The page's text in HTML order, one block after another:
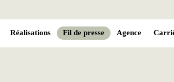
Réalisations Fil de presse Agence